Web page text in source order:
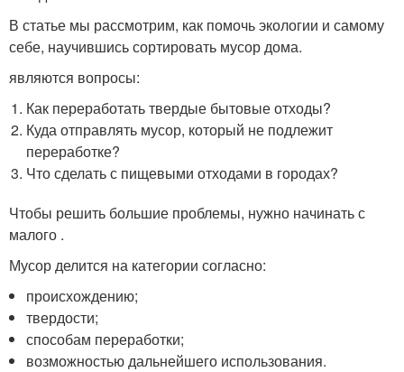
В статье мы рассмотрим, как помочь экологии и самому
себе, научившись сортировать мусор дома.
являются вопросы:
Как переработать твердые бытовые отходы?
Куда отправлять мусор, который не подлежит
переработке?
Что сделать с пищевыми отходами в городах?
Чтобы решить большие проблемы, нужно начинать с
малого .
Мусор делится на категории согласно:
происхождению;
твердости;
способам переработки;
возможностью дальнейшего использования.